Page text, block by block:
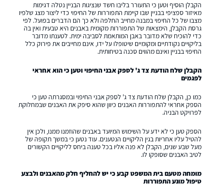
הקבלן הוסיף וטען כי התעורר בליבו חשד שנציגות הבניין נטלה דגימות
מאיזור ספציפי בבניין שבו קיימת התפוררות של החיפוי כדי ליצור מצג שלפיו
מצבו של כל החיפוי במבנה מחייב החלפה ולא כך הם הדברים בפועל. לפי
גרסת הקבלן, הימצאות של התפוררות מקומית באבנים היא טבעית ואין בה
כדי להוכיח שלא מדובר באבן המותאמת לסביבה ימית. לטענתו מדובר
בליקויים נקודתיים ומקומיים שיטופלו על ידו, אינם מחייבים את פירוק כלל
החיפוי בבניין ואינם מהווים סכנה בטיחותית.
הקבלן שלח הודעת צד ג' לספק אבני החיפוי וטען כי הוא אחראי
לפגמים
כמו כן, הקבלן שלח הודעת צד ג' לספק אבני החיפוי ובמסגרתה טען כי
הספק אחראי להתפוררות האבנים כיוון שהוא סיפק את האבנים שבמחלוקת
לפרויקט הבניה.
הספק טען כי לא ידע על השימוש המיועד באבנים שהוזמנו ממנו, ולכן אין
להטיל עליו אחריות בגין הליקויים הנטענים. עוד נטען כי במשך תקופה של
מעל שבע שנים, הקבלן לא פנה אליו בכל טענה ביחס לליקויים הקשורים
לטיב האבנים שסופקו לו.
מומחה מטעם בית המשפט קבע כי יש להחליף חלק מהאבנים ולבצע
טיפול מונע התפוררות